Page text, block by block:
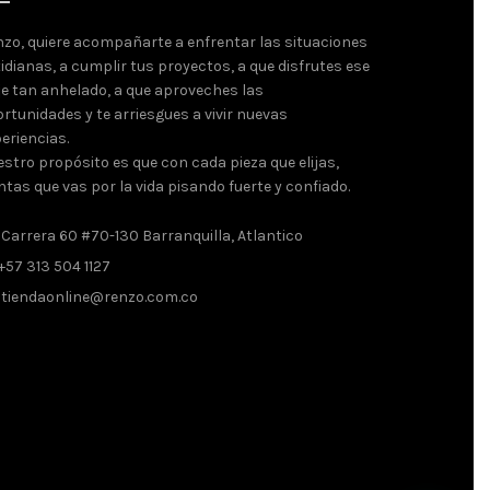
quiere acompañarte a enfrentar las situaciones
a cumplir tus proyectos, a que disfrutes ese
tan anhelado, a que aproveches las
y te arriesgues a vivir nuevas
propósito es que con cada pieza que elijas,
que vas por la vida pisando fuerte y confiado.
Carrera 60 #70-130 Barranquilla, Atlantico
313 504 1127
tiendaonline@renzo.com.co